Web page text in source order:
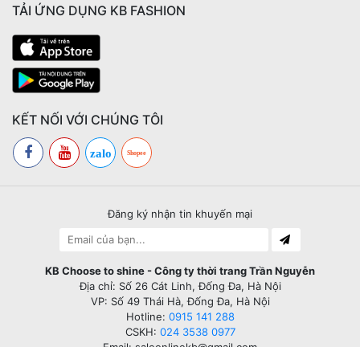
TẢI ỨNG DỤNG KB FASHION
KẾT NỐI VỚI CHÚNG TÔI
zalo Shopee
Đăng ký nhận tin khuyến mại
KB Choose to shine - Công ty thời trang Trần Nguyễn
Địa chỉ: Số 26 Cát Linh, Đống Đa, Hà Nội
VP: Số 49 Thái Hà, Đống Đa, Hà Nội
Hotline: 0915 141 288
CSKH: 024 3538 0977